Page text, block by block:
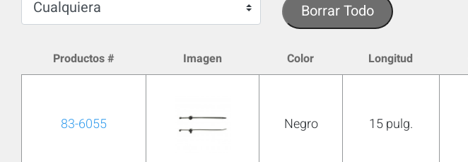
Borrar Todo
Productos # Imagen Color Longitud
83-6055 Negro 15 pulg.